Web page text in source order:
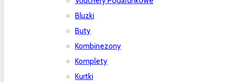
Bluzki
Buty
Kombinezony
Komplety
Kurtki